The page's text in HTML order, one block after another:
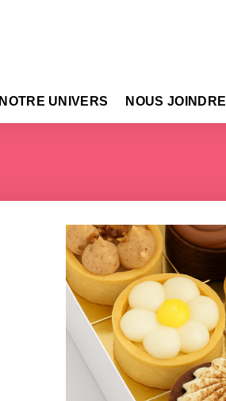
NOTRE UNIVERS NOUS JOINDRE